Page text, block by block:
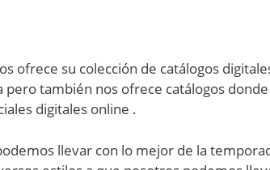
ofrece su colección de catálogos
también nos ofrece catálogos
digitales online .
llevar con lo mejor de la